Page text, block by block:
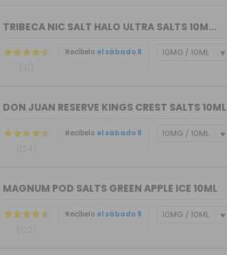
TRIBECA NIC SALT HALO ULTRA SALTS 10M...
(41)
Recíbelo el sábado 8
DON JUAN RESERVE KINGS CREST SALTS 10ML
(124)
Recíbelo el sábado 8
MAGNUM POD SALTS GREEN APPLE ICE 10ML
(102)
Recíbelo el sábado 8